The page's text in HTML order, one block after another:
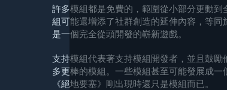
許多模組都是免費的，範圍從小部分更動
組可能還增添了社群創造的延伸內容，等
是一個完全從頭開發的嶄新遊戲。
支持模組代表著支持模組開發者，並且鼓
多更棒的模組。一些模組甚至可能發展成
《絕地要塞》剛出現時還只是模組而已。